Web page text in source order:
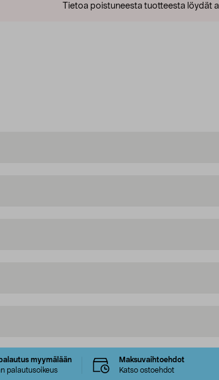
Tietoa poistuneesta tuotteesta löydät
myymälään
palautusoikeus
Maksuvaihtoehdot
Katso ostoehdot